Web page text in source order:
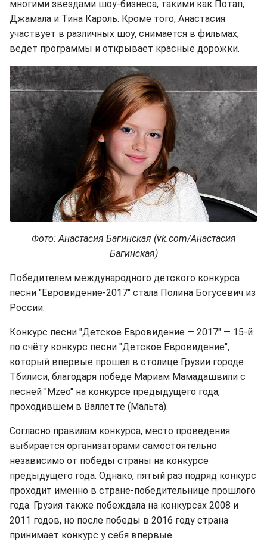
многими звездами шоу-бизнеса, такими как Потап,
Джамала и Тина Кароль. Кроме того, Анастасия
участвует в различных шоу, снимается в фильмах,
ведет программы и открывает красные дорожки.
Фото: Анастасия Багинская (vk.com/Анастасия
Багинская)
Победителем международного детского конкурса
песни "Евровидение-2017" стала Полина Богусевич из
России.
Конкурс песни "Детское Евровидение — 2017" — 15‑й
по счёту конкурс песни "Детское Евровидение",
который впервые прошел в столице Грузии городе
Тбилиси, благодаря победе Мариам Мамадашвили с
песней "Mzeo" на конкурсе предыдущего года,
проходившем в Валлетте (Мальта).
Согласно правилам конкурса, место проведения
выбирается организаторами самостоятельно
независимо от победы страны на конкурсе
предыдущего года. Однако, пятый раз подряд конкурс
проходит именно в стране-победительнице прошлого
года. Грузия также побеждала на конкурсах 2008 и
2011 годов, но после победы в 2016 году страна
принимает конкурс у себя впервые.